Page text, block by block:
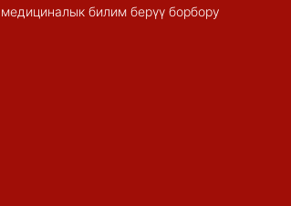
медициналык билим берүү борбору